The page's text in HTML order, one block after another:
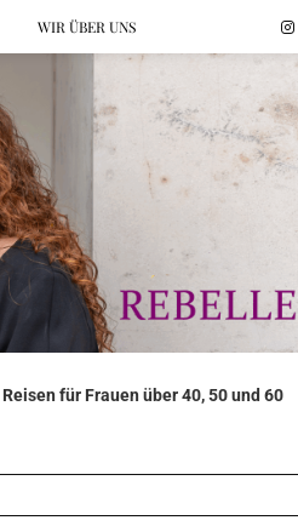
WIR ÜBER UNS
für Frauen über 40, 50 und 60